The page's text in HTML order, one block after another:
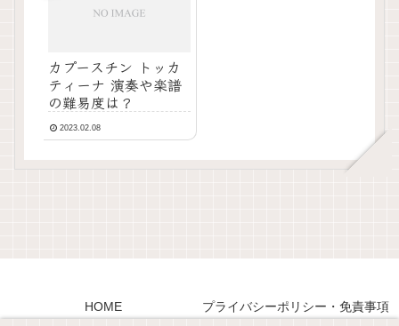
カプースチン トッカ
ティーナ 演奏や楽譜
の難易度は？
2023.02.08
HOME プライバシーポリシー・免責事項